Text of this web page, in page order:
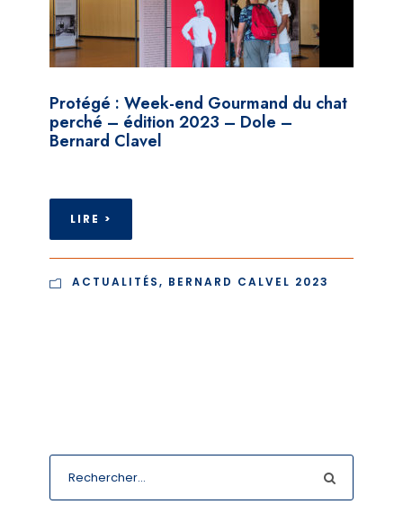
Protégé : Week-end Gourmand du chat
perché – édition 2023 – Dole –
Bernard Clavel
LIRE >
ACTUALITÉS, BERNARD CALVEL 2023